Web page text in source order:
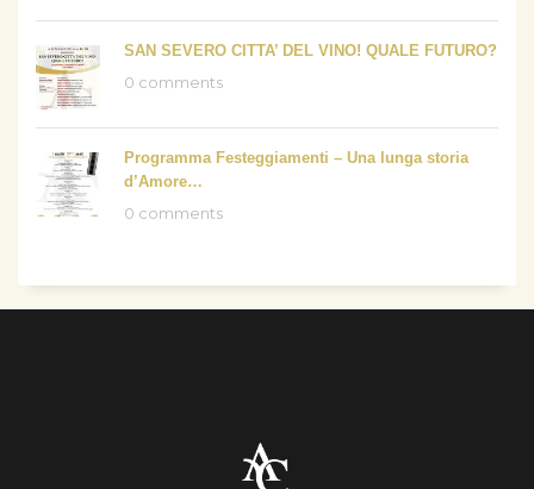
SAN SEVERO CITTA’ DEL VINO! QUALE FUTURO?
0 comments
Programma Festeggiamenti – Una lunga storia
d’Amore…
0 comments